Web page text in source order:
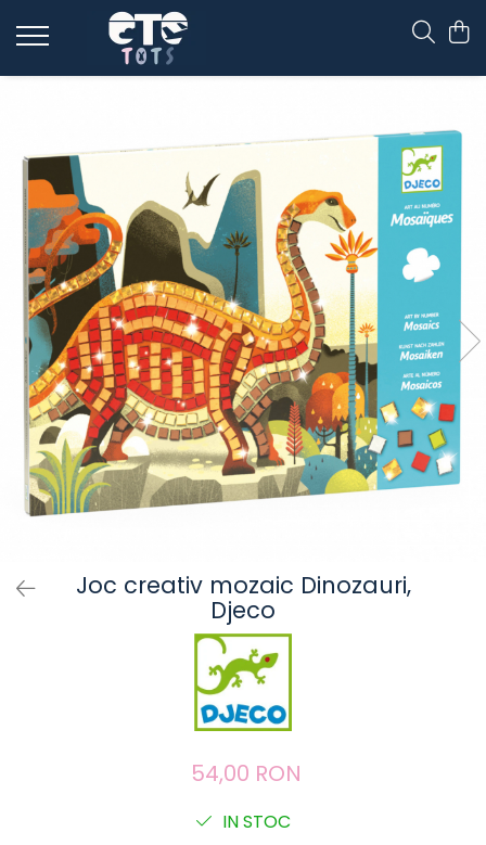
CĂRUCIOARE & SCAUNE AUTO
cărucioare NUNA
cărucioare U-GROW
scaune auto pentru avion
accesorii cărucioare
accesorii scaun auto
accesorii scaun avion
Joc creativ mozaic Dinozauri,
Djeco
54,00 RON
IN STOC